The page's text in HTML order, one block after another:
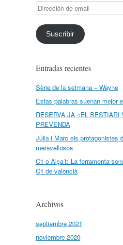
Dirección
de
email
Suscribir
Entradas recientes
Sèrie de la setmana – Wayne
Estas palabras suenan mejor
RESERVA JA «EL BESTIARI
PREVENDA
Júlia i Marc els protagonistes
meravellosos
C1 o Alça’t: La ferramenta
C1 de valencià
Archivos
septiembre 2021
noviembre 2020